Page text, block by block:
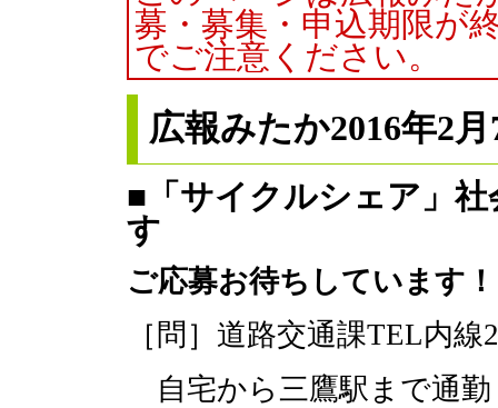
募・募集・申込期限が
でご注意ください。
広報みたか2016年2
■「サイクルシェア」
す
ご応募お待ちしています！
［問］道路交通課TEL内線
自宅から三鷹駅まで通勤